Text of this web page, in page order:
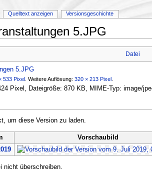
5.JPG
Datei
533 Pixel Weitere Auflösung: 320 × 213 Pixel
Pixel, Dateigröße: 870 KB, MIME-Typ: image/
um diese Version zu laden.
Vorschaubild
nicht überschreiben.
Quelltext anzeigen Versionsgeschichte